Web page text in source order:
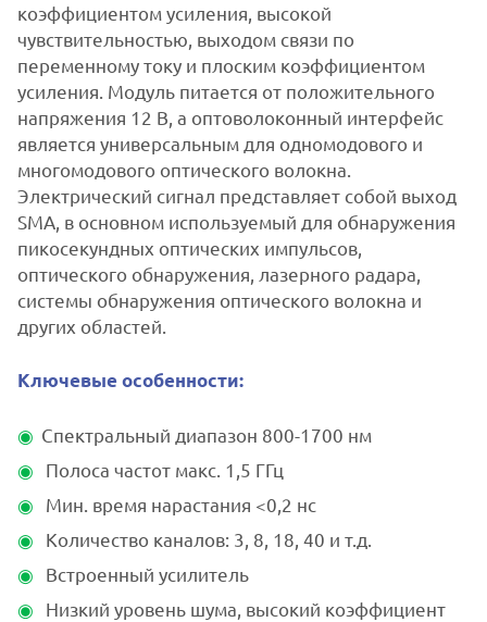
коэффициентом усиления, высокой
чувствительностью, выходом связи по
переменному току и плоским коэффициентом
усиления. Модуль питается от положительного
напряжения 12 В, а оптоволоконный интерфейс
является универсальным для одномодового и
многомодового оптического волокна.
Электрический сигнал представляет собой выход
SMA, в основном используемый для обнаружения
пикосекундных оптических импульсов,
оптического обнаружения, лазерного радара,
системы обнаружения оптического волокна и
других областей.
Ключевые особенности:
Спектральный диапазон 800-1700 нм
Полоса частот макс. 1,5 ГГц
Мин. время нарастания <0,2 нс
Количество каналов: 3, 8, 18, 40 и т.д.
Встроенный усилитель
Низкий уровень шума, высокий коэффициент